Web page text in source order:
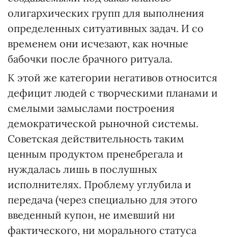
олигархических групп для выполнения
определенных ситуативных задач. И со
временем они исчезают, как ночные
бабочки после брачного ритуала.
К этой же категории негативов относится
дефицит людей с творческими планами и
смелыми замыслами построения
демократической рыночной системы.
Советская действительность таким
ценным продуктом пренебрегала и
нуждалась лишь в послушных
исполнителях. Проблему углубила и
передача (через специально для этого
введенный купон, не имевший ни
фактического, ни морального статуса